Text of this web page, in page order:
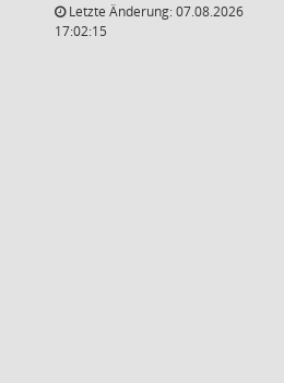
Letzte Änderung: 07.08.2026
17:02:15